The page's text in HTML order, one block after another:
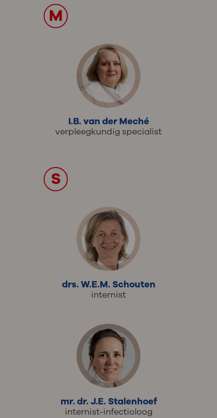
M
I.B. van der Meché
verpleegkundig specialist
S
drs. W.E.M. Schouten
internist
mr. dr. J.E. Stalenhoef
internist-infectioloog